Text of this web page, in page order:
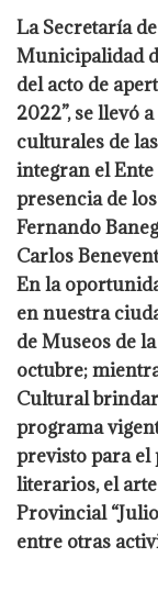
La Secretaría
Municipalidad
del acto de
2022”, se llevó
culturales de
integran el
presencia de
Fernando
Carlos
En la
en nuestra
de Museos de
octubre;
Cultural
programa
previsto para el
literarios, el
Provincial
entre otras